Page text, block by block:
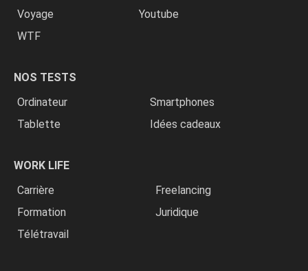
Voyage
Youtube
WTF
NOS TESTS
Ordinateur
Smartphones
Tablette
Idées cadeaux
WORK LIFE
Carrière
Freelancing
Formation
Juridique
Télétravail